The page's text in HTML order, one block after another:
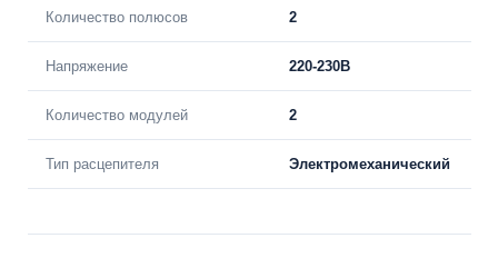
Количество полюсов 2
Напряжение 220-230В
Количество модулей 2
Тип расцепителя Электромеханический